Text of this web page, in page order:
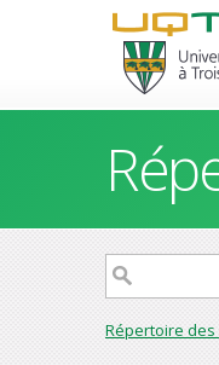
Répertoire